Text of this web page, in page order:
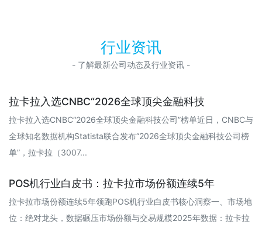
行业资讯
- 了解最新公司动态及行业资讯 -
拉卡拉入选CNBC“2026全球顶尖金融科技
拉卡拉入选CNBC“2026全球顶尖金融科技公司”榜单近日，CNBC与
全球知名数据机构Statista联合发布“2026全球顶尖金融科技公司榜
单”，拉卡拉（3007...
POS机行业白皮书：拉卡拉市场份额连续5年
拉卡拉市场份额连续5年领跑POS机行业白皮书核心洞察一、市场地
位：绝对龙头，数据碾压市场份额与交易规模2025年数据：拉卡拉